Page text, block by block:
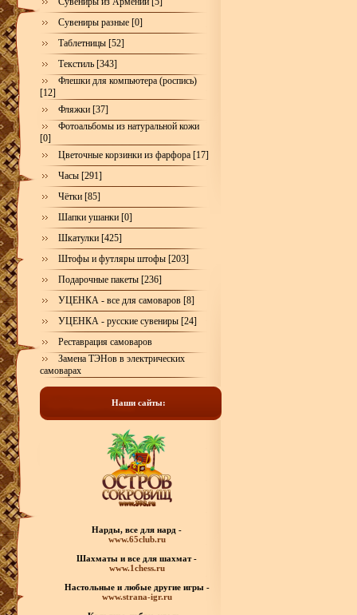
Сувениры разные [0]
Таблетницы [52]
Текстиль [343]
Флешки для компьютера (роспись)
[12]
Фляжки [37]
Фотоальбомы из натуральной кожи
[0]
Цветочные корзинки из фарфора [17]
Часы [291]
Чётки [85]
Шапки ушанки [0]
Шкатулки [425]
Штофы и футляры штофы [203]
Подарочные пакеты [236]
УЦЕНКА - все для самоваров [8]
УЦЕНКА - русские сувениры [24]
Реставрация самоваров
Замена ТЭНов в электрических
самоварах
Наши сайты:
Нарды, все для нард -
www.65club.ru
Шахматы и все для шахмат -
www.1chess.ru
Настольные и любые другие игры -
www.strana-igr.ru